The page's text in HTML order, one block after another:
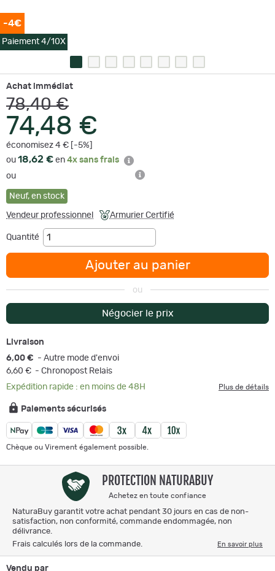
-4€
Paiement 4/10X
Achat immédiat
78,40 €
74,48 €
économisez 4 € [-5%]
ou 18,62 € en 4x sans frais
ou
Neuf, en stock
Vendeur professionnel Armurier Certifié
Quantité
Ajouter au panier
ou
Négocier le prix
Livraison
6,00 € - Autre mode d'envoi
6,60 € - Chronopost Relais
Expédition rapide : en moins de 48H
Plus de détails
Paiements sécurisés
Chèque ou Virement également possible.
PROTECTION NATURABUY
Achetez en toute confiance
NaturaBuy garantit votre achat pendant 30 jours en cas de non-
satisfaction, non conformité, commande endommagée, non
délivrance.
Frais calculés lors de la commande.
En savoir plus
Vendu par